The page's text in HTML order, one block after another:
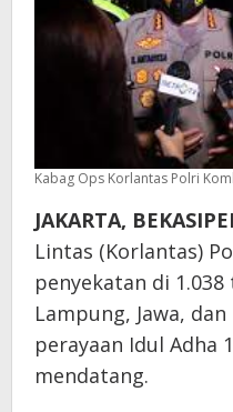
Kabag Ops Korlantas Polri
JAKARTA,
Lintas (Korlantas)
penyekatan di
Lampung, Jawa,
perayaan Idul Adha
mendatang.